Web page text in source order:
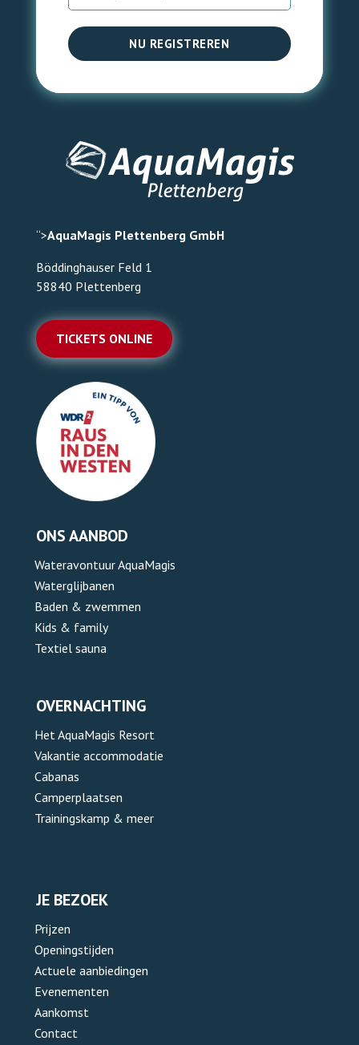
NU REGISTREREN
“>AquaMagis Plettenberg GmbH
Böddinghauser Feld 1
58840 Plettenberg
TICKETS ONLINE
ONS AANBOD
Wateravontuur AquaMagis
Waterglijbanen
Baden & zwemmen
Kids & family
Textiel sauna
OVERNACHTING
Het AquaMagis Resort
Vakantie accommodatie
Cabanas
Camperplaatsen
Trainingskamp & meer
JE BEZOEK
Prijzen
Openingstijden
Actuele aanbiedingen
Evenementen
Aankomst
Contact